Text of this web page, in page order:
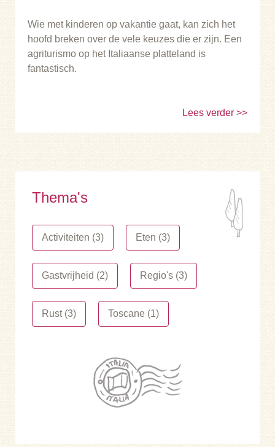
Wie met kinderen op vakantie gaat, kan zich het
hoofd breken over de vele keuzes die er zijn. Een
agriturismo op het Italiaanse platteland is
fantastisch.
Lees verder
Thema's
Activiteiten (3) Eten (3)
Gastvrijheid (2) Regio's (3)
Rust (3) Toscane (1)